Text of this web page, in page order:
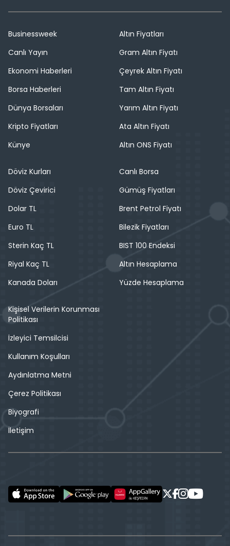
Businessweek
Canlı Yayın
Ekonomi Haberleri
Borsa Haberleri
Dünya Borsaları
Kripto Fiyatları
Künye
Altın Fiyatları
Gram Altın Fiyatı
Çeyrek Altın Fiyatı
Tam Altın Fiyatı
Yarım Altın Fiyatı
Ata Altın Fiyatı
Altın ONS Fiyatı
Döviz Kurları
Döviz Çevirici
Dolar TL
Euro TL
Sterin Kaç TL
Riyal Kaç TL
Kanada Doları
Canlı Borsa
Gümüş Fiyatları
Brent Petrol Fiyatı
Bilezik Fiyatları
BIST 100 Endeksi
Altın Hesaplama
Yüzde Hesaplama
Kişisel Verilerin Korunması
Politikası
İzleyici Temsilcisi
Kullanım Koşulları
Aydınlatma Metni
Çerez Politikası
Biyografi
İletişim